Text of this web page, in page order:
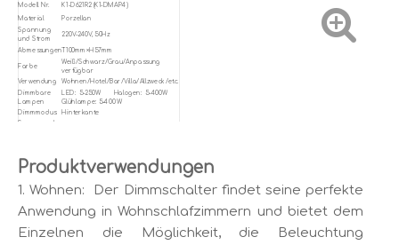
Modell Nr. K1-D621R2 (K1-DMAP4)
Material
Porzellan
Spannung
und Strom
220V-240V, 50Hz
AbmessungenT100mm×H57mm
Farbe
Weiß/Schwarz/Grau/Anpassung
verfügbar
Verwendung
Wohnen/Hotel/Bar/Villa/Allzweck/etc.
Dimmbare
Lampen
LED: 5-250W Halogen: 5-400W
Glühlampe: 5–400 W
Dimmmodus
Hinterkante
Spanne das
Produktverwendungen
1. Wohnen: Der Dimmschalter findet seine perfekte
Anwendung in Wohnschlafzimmern und bietet dem
Einzelnen die Möglichkeit, die Beleuchtung